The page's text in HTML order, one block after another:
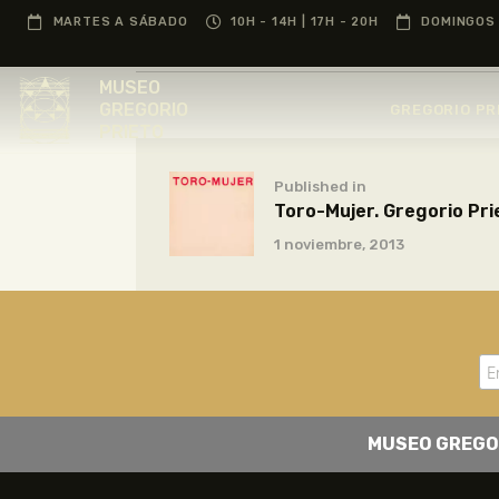
MARTES A SÁBADO 10H - 14H | 17H - 20H
MUSEO
Published in
Toro-Mujer. Gregorio
1 noviembre, 2013
MUSEO